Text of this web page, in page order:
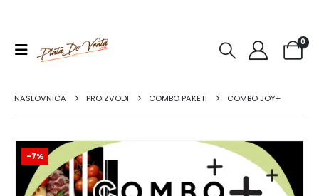
0
NASLOVNICA PROIZVODI COMBO PAKETI COMBO JOY+
-7%